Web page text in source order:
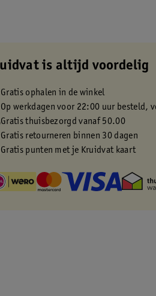
is altijd voordelig
Gratis ophalen in de winkel
Op werkdagen voor 22:00 uur besteld,
Gratis thuisbezorgd vanaf 50.00
Gratis retourneren binnen 30 dagen
Gratis punten met je Kruidvat kaart